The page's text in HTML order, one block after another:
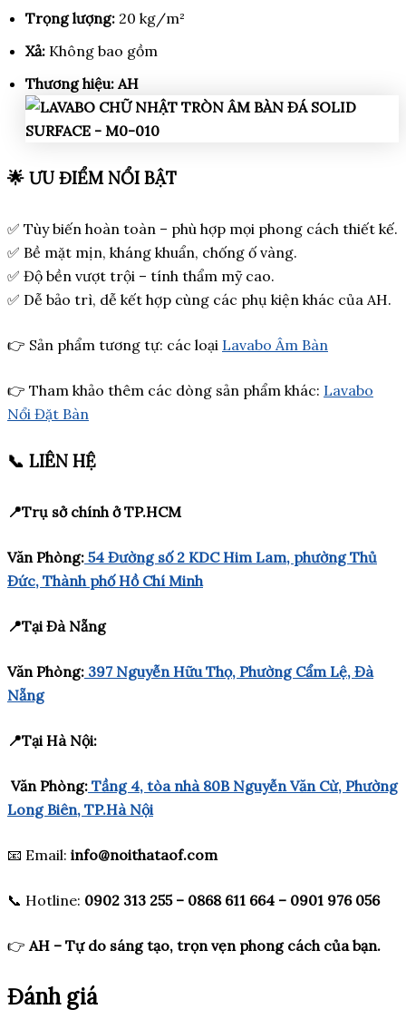
Trọng lượng: 20 kg/m²
Xả: Không bao gồm
Thương hiệu: AH
🌟 ƯU ĐIỂM NỔI BẬT
✅ Tùy biến hoàn toàn – phù hợp mọi phong cách thiết kế.
✅ Bề mặt mịn, kháng khuẩn, chống ố vàng.
✅ Độ bền vượt trội – tính thẩm mỹ cao.
✅ Dễ bảo trì, dễ kết hợp cùng các phụ kiện khác của AH.
👉 Sản phẩm tương tự: các loại Lavabo Âm Bàn
👉 Tham khảo thêm các dòng sản phẩm khác: Lavabo
Nổi Đặt Bàn
📞 LIÊN HỆ
📍Trụ sở chính ở TP.HCM
Văn Phòng: 54 Đường số 2 KDC Him Lam, phường Thủ
Đức, Thành phố Hồ Chí Minh
📍Tại Đà Nẵng
Văn Phòng: 397 Nguyễn Hữu Thọ, Phường Cẩm Lệ, Đà
Nẵng
📍Tại Hà Nội:
Văn Phòng: Tầng 4, tòa nhà 80B Nguyễn Văn Cừ, Phường
Long Biên, TP.Hà Nội
📧 Email: info@noithataof.com
📞 Hotline: 0902 313 255 – 0868 611 664 – 0901 976 056
👉AH – Tự do sáng tạo, trọn vẹn phong cách của bạn.
Đánh giá